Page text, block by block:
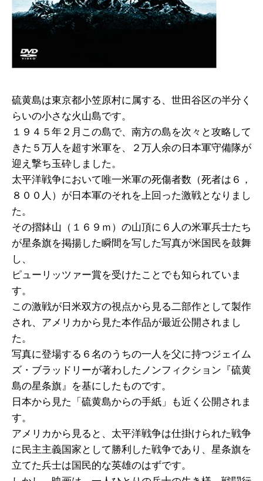
硫黄島は東京都小笠原村に属する、世田谷区の半分く
らいの小さな火山島です。
１９４５年２月この島で、南方の島を次々と攻略して
きた５万人を超す米軍を、２万人余の日本軍守備隊が
迎え撃ち玉砕しました。
太平洋戦争において唯一米軍の死傷者数（死者は６，
８００人）が日本軍のそれを上回った激戦となりまし
た。
その摺鉢山（１６９ｍ）の山頂に６人の米軍兵士たち
が星条旗を掲揚した瞬間を写した写真が米国民を鼓舞
し、
ピューリッツァー賞を受けたことでも知られていま
す。
この激戦が日米双方の視点から見る二部作として製作
され、アメリカから見た本作品が最近公開されまし
た。
写真に登場する６名のうちの一人を父に持つジェイム
ズ・ブラッドリーが著わしたノンフィクション『硫黄
島の星条旗』を基にしたものです。
日本から見た「硫黄島からの手紙」も近く公開されま
す。
アメリカから見ると、太平洋戦争は仕掛けられた戦争
に民主主義国家として勝利した戦争であり、星条旗を
立てた兵士は国民的な英雄のはずです。